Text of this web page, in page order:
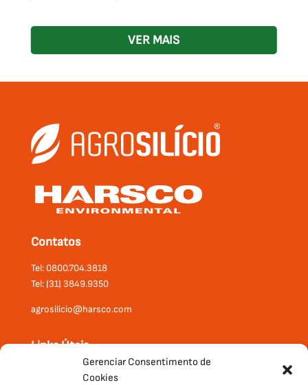
Gerenciar Consentimento de
Cookies
VER MAIS
Contatos
Tel: 0800.704.3818
Tel: (31) 3849.9350
agrosilicio@harsco.com
Links Úteis
Onde Comprar